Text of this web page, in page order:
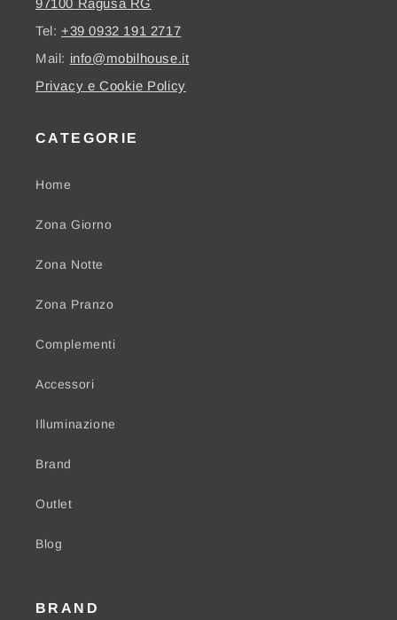
97100 Ragusa RG
Tel: +39 0932 191 2717
Mail: info@mobilhouse.it
Privacy e Cookie Policy
CATEGORIE
Home
Zona Giorno
Zona Notte
Zona Pranzo
Complementi
Accessori
Illuminazione
Brand
Outlet
Blog
BRAND